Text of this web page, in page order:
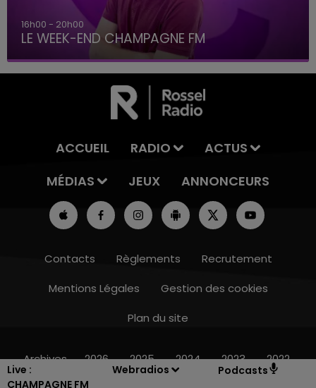
Live :
CHAMPAGNE FM
Webradios Podcasts
7h00 - 12h00
16h00 - 20h00
LE WEEK-END CHAMPAGNE FM
ACCUEIL RADIO
ACTUS
MÉDIAS
JEUX ANNONCEURS
Contacts Règlements
Recrutement
Mentions Légales
Gestion des cookies
Plan du site
Archives 2026 2025 2024 2023 2022